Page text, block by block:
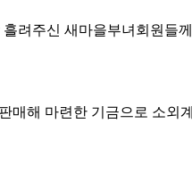
려주신 새마을부녀회원
매해 마련한 기금으로 소